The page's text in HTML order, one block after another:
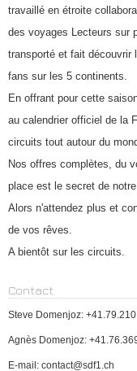
travaillé en étroite
des voyages Lecteurs sur
transporté et fait découvrir
fans sur les 5 continents.
En offrant pour cette
au calendrier officiel de la
circuits tout autour du
Nos offres complètes, du
place est le secret de
Alors n'attendez plus et
de vos rêves.
A bientôt sur les circuits.
Contact
Steve Domenjoz:
Agnès Domenjoz:
E-mail: contact@sdf1.ch